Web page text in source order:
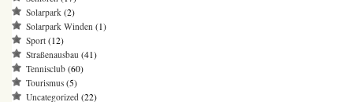
Solarpark (2)
Solarpark Winden (1)
Sport (12)
Straßenausbau (41)
Tennisclub (60)
Tourismus (5)
Uncategorized (22)